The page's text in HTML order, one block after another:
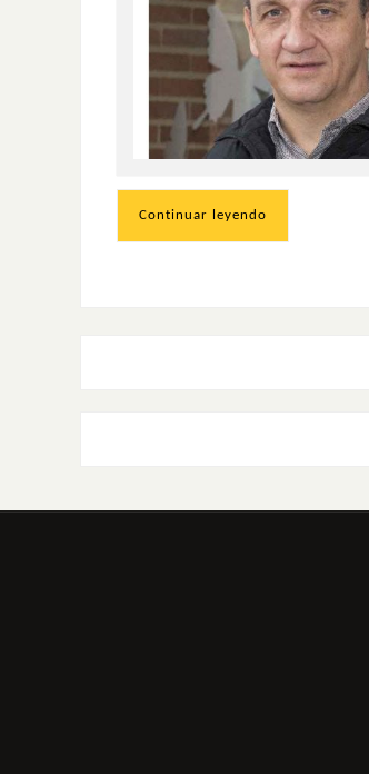
Continuar leyendo